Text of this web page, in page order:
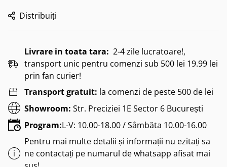
Distribuiți
Livrare in toata tara: 2-4 zile lucratoare!,
transport unic pentru comenzi sub 500 lei 19.99 lei
prin fan curier!
Transport gratuit: la comenzi de peste 500 de lei
Showroom: Str. Preciziei 1E Sector 6 București
Program:L-V: 10.00-18.00 / Sâmbăta 10.00-16.00
Pentru mai multe detalii și informații nu ezitați sa
ne contactați pe numarul de whatsapp afisat mai